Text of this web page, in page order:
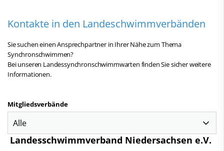
Kontakte in den Landeschwimmverbänden
Sie suchen einen Ansprechpartner in Ihrer Nähe zum Thema
Synchronschwimmen?
Bei unseren Landessynchronschwimmwarten finden Sie sicher weitere
Informationen.
Mitgliedsverbände
Landesschwimmverband Niedersachsen e.V.